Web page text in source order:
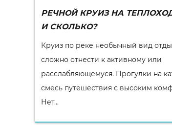
РЕЧНОЙ КРУИЗ НА
И СКОЛЬКО?
Круиз по реке необычный вид
сложно отнести к активному или
расслабляющемуся. Прогулки на
смесь путешествия с высоким
Нет...